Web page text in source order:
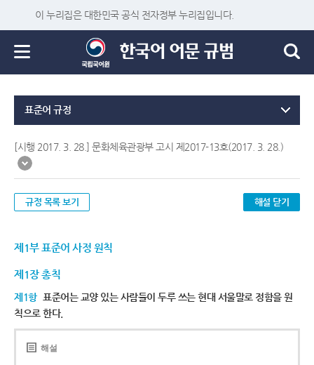
이 누리집은 대한민국 공식 전자정부 누리집입니다.
표준어 규정
[시행 2017. 3. 28.] 문화체육관광부 고시 제2017-13호(2017. 3. 28.)
규정 목록 보기 해설 닫기
제1부 표준어 사정 원칙
제1장 총칙
제1항 표준어는 교양 있는 사람들이 두루 쓰는 현대 서울말로 정함을 원
칙으로 한다.
해설